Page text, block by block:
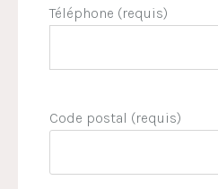
Téléphone (requis)
Code postal (requis)